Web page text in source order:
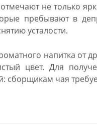
не только
пребывают в
усталости.
напитка от
цвет. Для
сборщикам чая